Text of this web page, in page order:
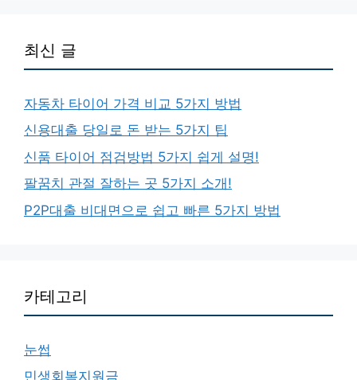
최신 글
자동차 타이어 가격 비교 5가지 방법
신용대출 당일로 돈 받는 5가지 팁
신품 타이어 점검방법 5가지 쉽게 설명!
팔꿈치 관절 잘하는 곳 5가지 소개!
P2P대출 비대면으로 쉽고 빠른 5가지 방법
카테고리
눈썹
민생회복지원금